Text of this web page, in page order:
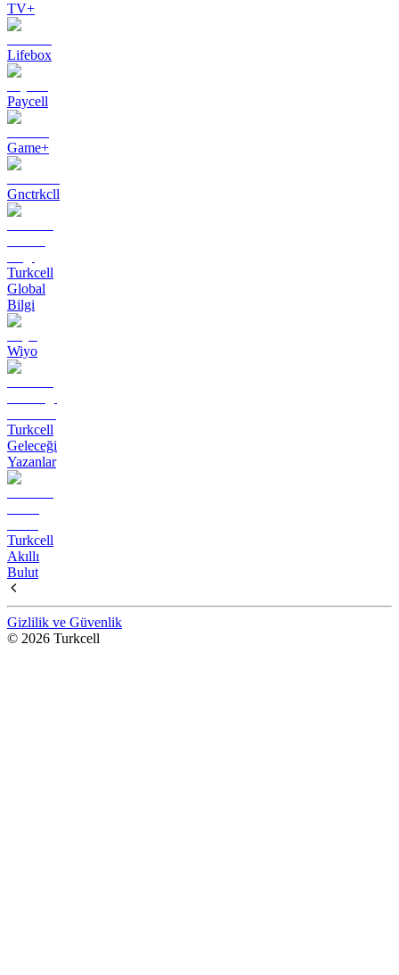
TV+
Lifebox
Paycell
Game+
Gnctrkcll
Turkcell
Global
Bilgi
Wiyo
Turkcell
Geleceği
Yazanlar
Turkcell
Akıllı
Bulut
Gizlilik ve Güvenlik
© 2026 Turkcell